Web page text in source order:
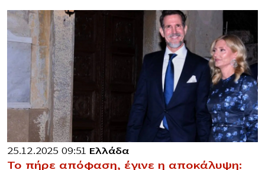
25.12.2025 09:51 Ελλάδα
Το πήρε απόφαση, έγινε η αποκάλυψη: